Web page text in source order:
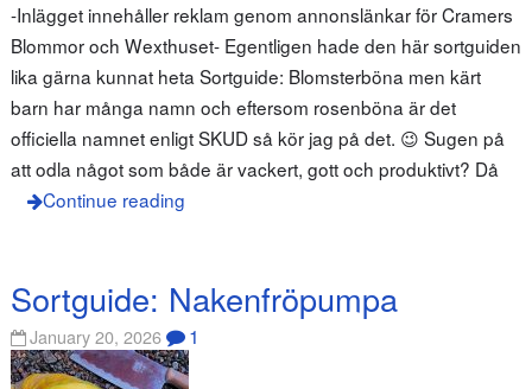
-Inlägget innehåller reklam genom annonslänkar för Cramers
Blommor och Wexthuset- Egentligen hade den här sortguiden
lika gärna kunnat heta Sortguide: Blomsterböna men kärt
barn har många namn och eftersom rosenböna är det
officiella namnet enligt SKUD så kör jag på det. 😉 Sugen på
att odla något som både är vackert, gott och produktivt? Då
Continue reading
Sortguide: Nakenfröpumpa
January 20, 2026 1